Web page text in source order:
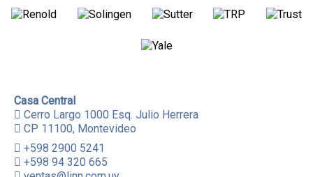
Casa Central
Cerro Largo 1000 Esq. Julio Herrera
CP 11100, Montevideo
+598 2900 5241
+598 94 320 665